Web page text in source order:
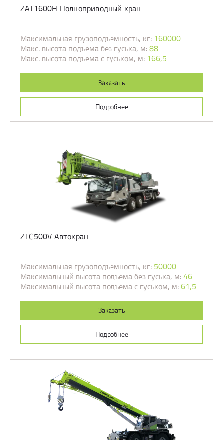
ZAT1600H Полноприводный кран
Максимальная грузоподъемность, кг: 160000
Макс. высота подъема без гуська, м:88
Макс. высота подъема с гуськом, м: 166,5
Заказать
Подробнее
ZTC500V Автокран
Максимальная грузоподъемность, кг: 50000
Максимальный высота подъема без гуська, м:46
Максимальный высота подъема с гуськом, м:61,5
Заказать
Подробнее